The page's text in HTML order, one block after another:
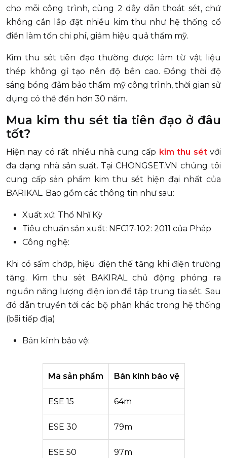
cho mỗi công trình, cùng 2 dây dẫn thoát sét, chứ
không cần lắp đặt nhiều kim thu như hệ thống cổ
điển làm tốn chi phí, giảm hiệu quả thẩm mỹ.
Kim thu sét tiên đạo thường được làm từ vật liệu
thép không gỉ tạo nên độ bền cao. Đồng thời độ
sáng bóng đảm bảo thẩm mỹ công trình, thời gian sử
dụng có thể đến hơn 30 năm.
Mua kim thu sét tia tiên đạo ở đâu
tốt?
Hiện nay có rất nhiều nhà cung cấp kim thu sétvới
đa dạng nhà sản suất. Tại CHONGSET.VN chúng tôi
cung cấp sản phẩm kim thu sét hiện đại nhất của
BARIKAL. Bao gồm các thông tin như sau:
Xuất xứ: Thổ Nhĩ Kỳ
Tiêu chuẩn sản xuất: NFC17-102: 2011 của Pháp
Công nghệ:
Khi có sấm chớp, hiệu điện thế tăng khi điện trường
tăng. Kim thu sét BAKIRAL chủ động phóng ra
nguồn năng lượng điện ion để tập trung tia sét. Sau
đó dẫn truyền tới các bộ phận khác trong hệ thống
(bãi tiếp địa)
Bán kính bảo vệ:
Mã sản phẩm Bán kính báo vệ
ESE 15 64m
ESE 30 79m
ESE 50 97m